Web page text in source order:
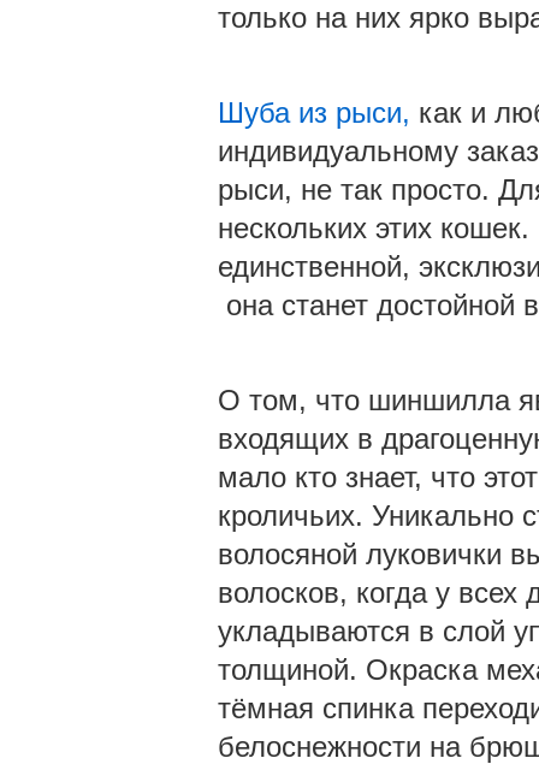
только на них ярко
Шуба из рыси, как и
индивидуальному
рыси, не так просто.
нескольких этих
единственной,
она станет
О том, что шиншилла
входящих в
мало кто знает, что
кроличьих. Уникально
волосяной луковички
волосков, когда у
укладываются в слой
толщиной. Окраска
тёмная спинка
белоснежности на